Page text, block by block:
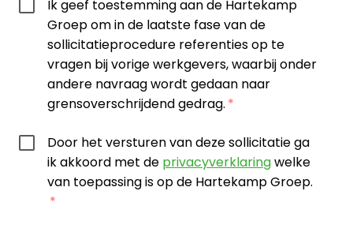
Ik geef toestemming aan de Hartekamp
Groep om in de laatste fase van de
sollicitatieprocedure referenties op te
vragen bij vorige werkgevers, waarbij onder
andere navraag wordt gedaan naar
grensoverschrijdend gedrag.
Door het versturen van deze sollicitatie ga
ik akkoord met de privacyverklaringwelke
van toepassing is op de Hartekamp Groep.